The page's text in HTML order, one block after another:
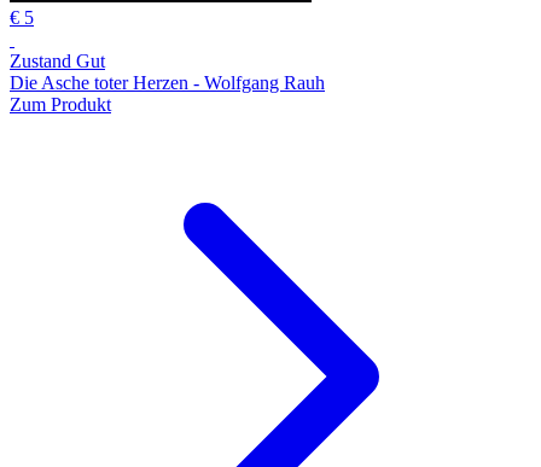
€ 5
Zustand Gut
Die Asche toter Herzen - Wolfgang Rauh
Zum Produkt